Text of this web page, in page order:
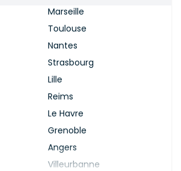
Marseille
Toulouse
Nantes
Strasbourg
Lille
Reims
Le Havre
Grenoble
Angers
Villeurbanne